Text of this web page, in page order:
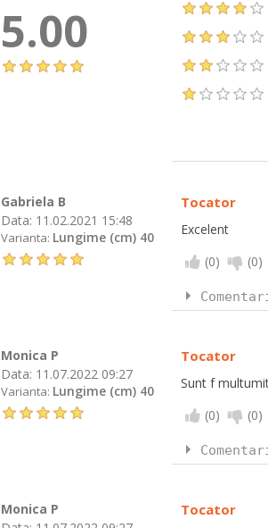
5.00
Gabriela B
Data: 11.02.2021 15:48
Varianta: Lungime (cm) 40
Tocator
Excelent
(0) (0)
Monica P
Data: 11.07.2022 09:27
Varianta: Lungime (cm) 40
Tocator
Sunt f
(0) (0)
Monica P
Tocator